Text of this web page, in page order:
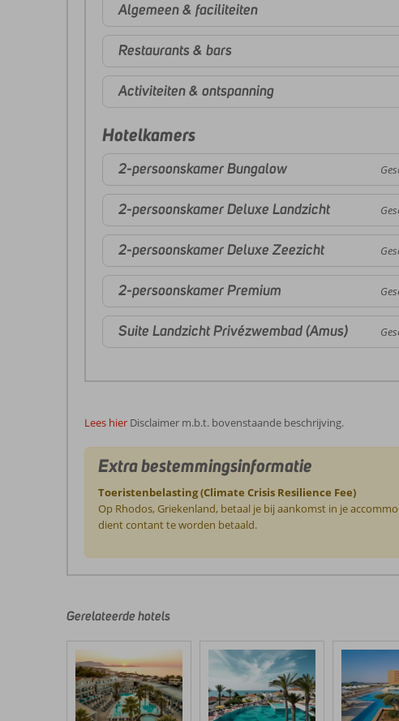
Algemeen & faciliteiten
Restaurants & bars
Activiteiten & ontspanning
Hotelkamers
2-persoonskamer Bungalow
2-persoonskamer Deluxe Landzicht
2-persoonskamer Deluxe Zeezicht
2-persoonskamer Premium
Suite Landzicht Privézwembad (Amus)
Lees hier Disclaimer m.b.t. bovenstaande beschrijving.
Extra bestemmingsinformatie
Toeristenbelasting (Climate Crisis Resilience Fee)
Op Rhodos, Griekenland, betaal je bij aankomst in je
dient contant te worden betaald.
door
geschreven
na
hun
verblijf
Gerelateerde hotels